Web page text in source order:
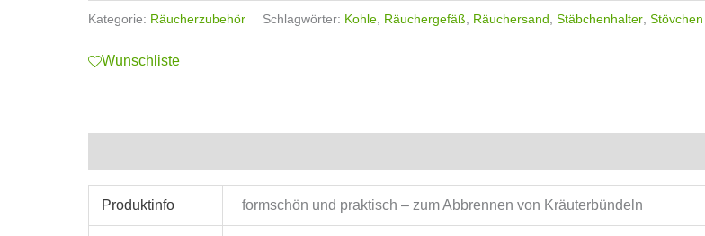
Kategorie: Räucherzubehör Schlagwörter: Kohle Räuchergefäß Räuchersand ,Stäbchenhalter ,Stövchen
Wunschliste
Produktinfo formschön und praktisch – zum Abbrennen von Kräuterbündeln